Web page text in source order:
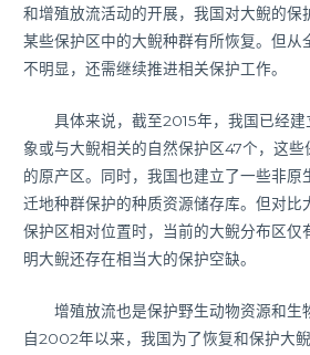
和增殖放流活动的开展，我国对大鲵的保
某些保护区中的大鲵种群有所恢复。但从
不明显，还需继续推进相关保护工作。
具体来说，截至2015年，我国已经建
象或与大鲵相关的自然保护区47个，这
的原产区。同时，我国也建立了一些非原
迁地种群保护的种质资源储存库。但对比
保护区相对位置时，当前的大鲵分布区仅
明大鲵还存在相当大的保护空缺。
增殖放流也是保护野生动物资源和生
自2002年以来，我国为了恢复和保护大